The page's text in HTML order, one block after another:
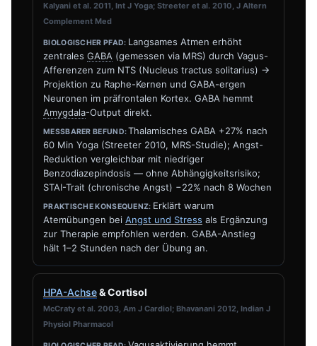
Kalyani et al. 2011, Int J Yoga; Streeter et al. 2010, J Altern
Complement Med
Langsames Atmen erhöht
zentrales GABA (gemessen via MRS) durch Vagus-
Afferenzen zum NTS (Nucleus tractus solitarius) →
Projektion zu Raphe-Kernen und GABA-ergen
Neuronen im präfrontalen Kortex. GABA hemmt
Amygdala-Output direkt.
Thalamisches GABA +27% nach
60 Min Yoga (Streeter 2010, MRS-Studie); Angst-
Reduktion vergleichbar mit niedriger
Benzodiazepindosis — ohne Abhängigkeitsrisiko;
STAI-Trait (chronische Angst) −22% nach 8 Wochen
Erklärt warum
Atemübungen bei Angst und Stress als Ergänzung
zur Therapie empfohlen werden. GABA-Anstieg
hält 1–2 Stunden nach der Übung an.
HPA-Achse& Cortisol
McCraty et al. 2003, Am J Cardiol; Bhavanani 2012, Indian J
Physiol Pharmacol